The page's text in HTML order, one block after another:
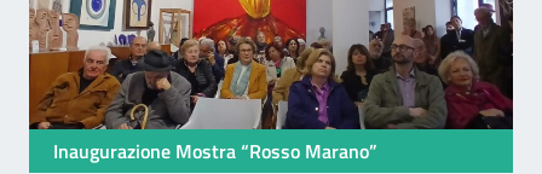
Inaugurazione Mostra “Rosso Marano”